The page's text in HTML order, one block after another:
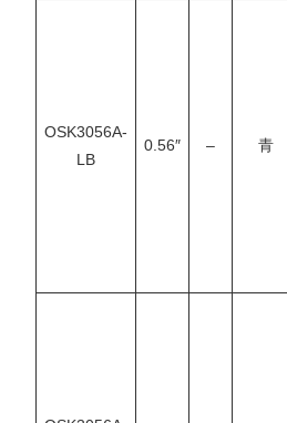
OSK3056A-
LB
0.56″ – 青